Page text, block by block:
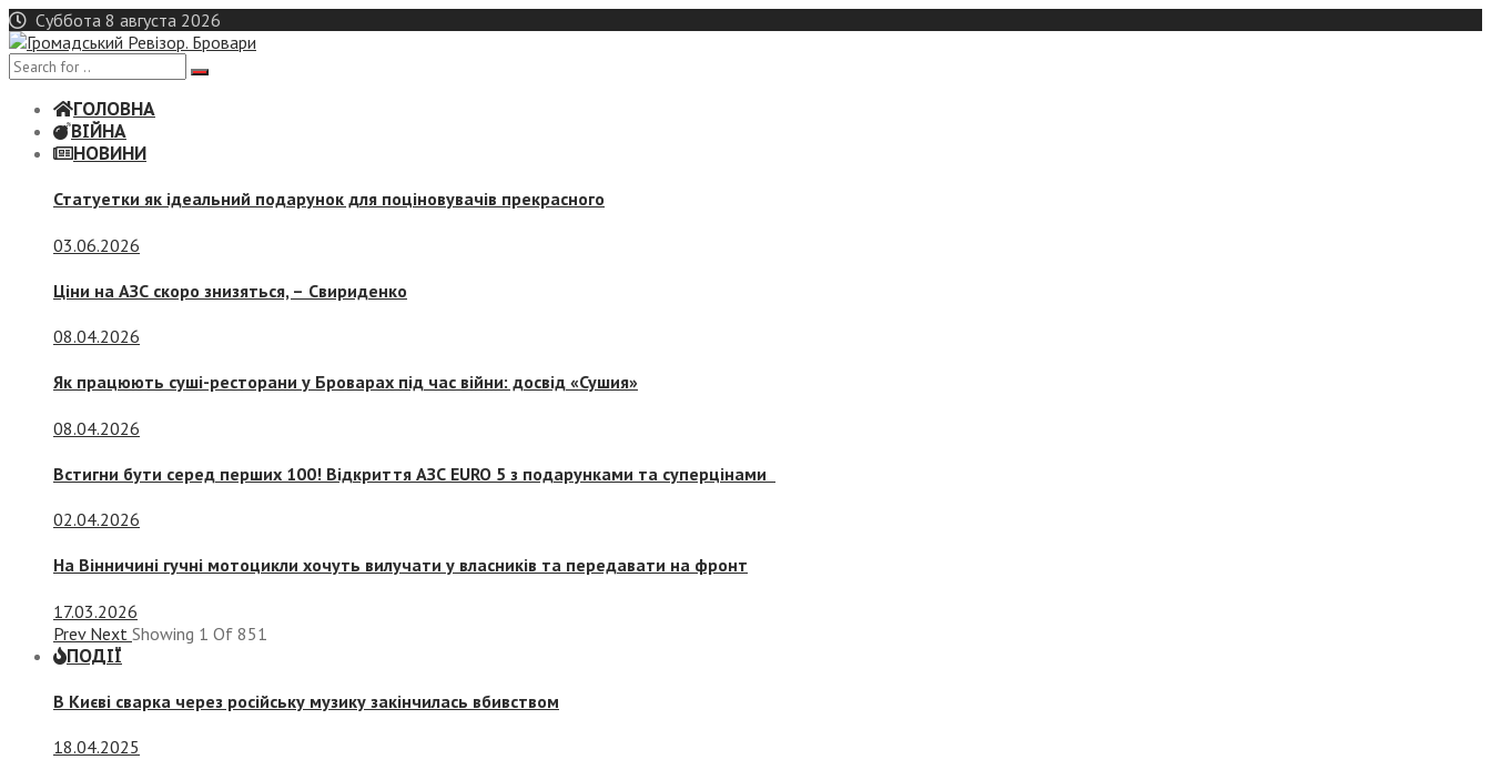
Skip
to
content
Суббота 8 августа 2026
ГОЛОВНА
ВІЙНА
НОВИНИ
Статуетки як ідеальний подарунок для поціновувачів прекрасного
03.06.2026
Ціни на АЗС скоро знизяться, – Свириденко
08.04.2026
Як працюють суші-ресторани у Броварах під час війни: досвід «Сушия»
08.04.2026
Встигни бути серед перших 100! Відкриття АЗС EURO 5 з подарунками та суперцінами
02.04.2026
На Вінничині гучні мотоцикли хочуть вилучати у власників та передавати на фронт
17.03.2026
Prev Next Showing 1 Of 851
ПОДІЇ
В Києві сварка через російську музику закінчилась вбивством
18.04.2025